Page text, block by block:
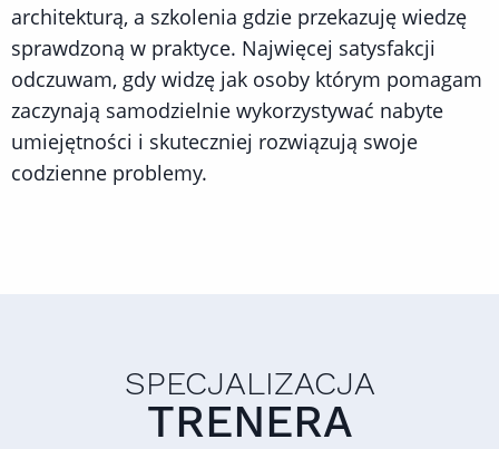
architekturą, a szkolenia gdzie przekazuję wiedzę
sprawdzoną w praktyce. Najwięcej satysfakcji
odczuwam, gdy widzę jak osoby którym pomagam
zaczynają samodzielnie wykorzystywać nabyte
umiejętności i skuteczniej rozwiązują swoje
codzienne problemy.
SPECJALIZACJA
TRENERA